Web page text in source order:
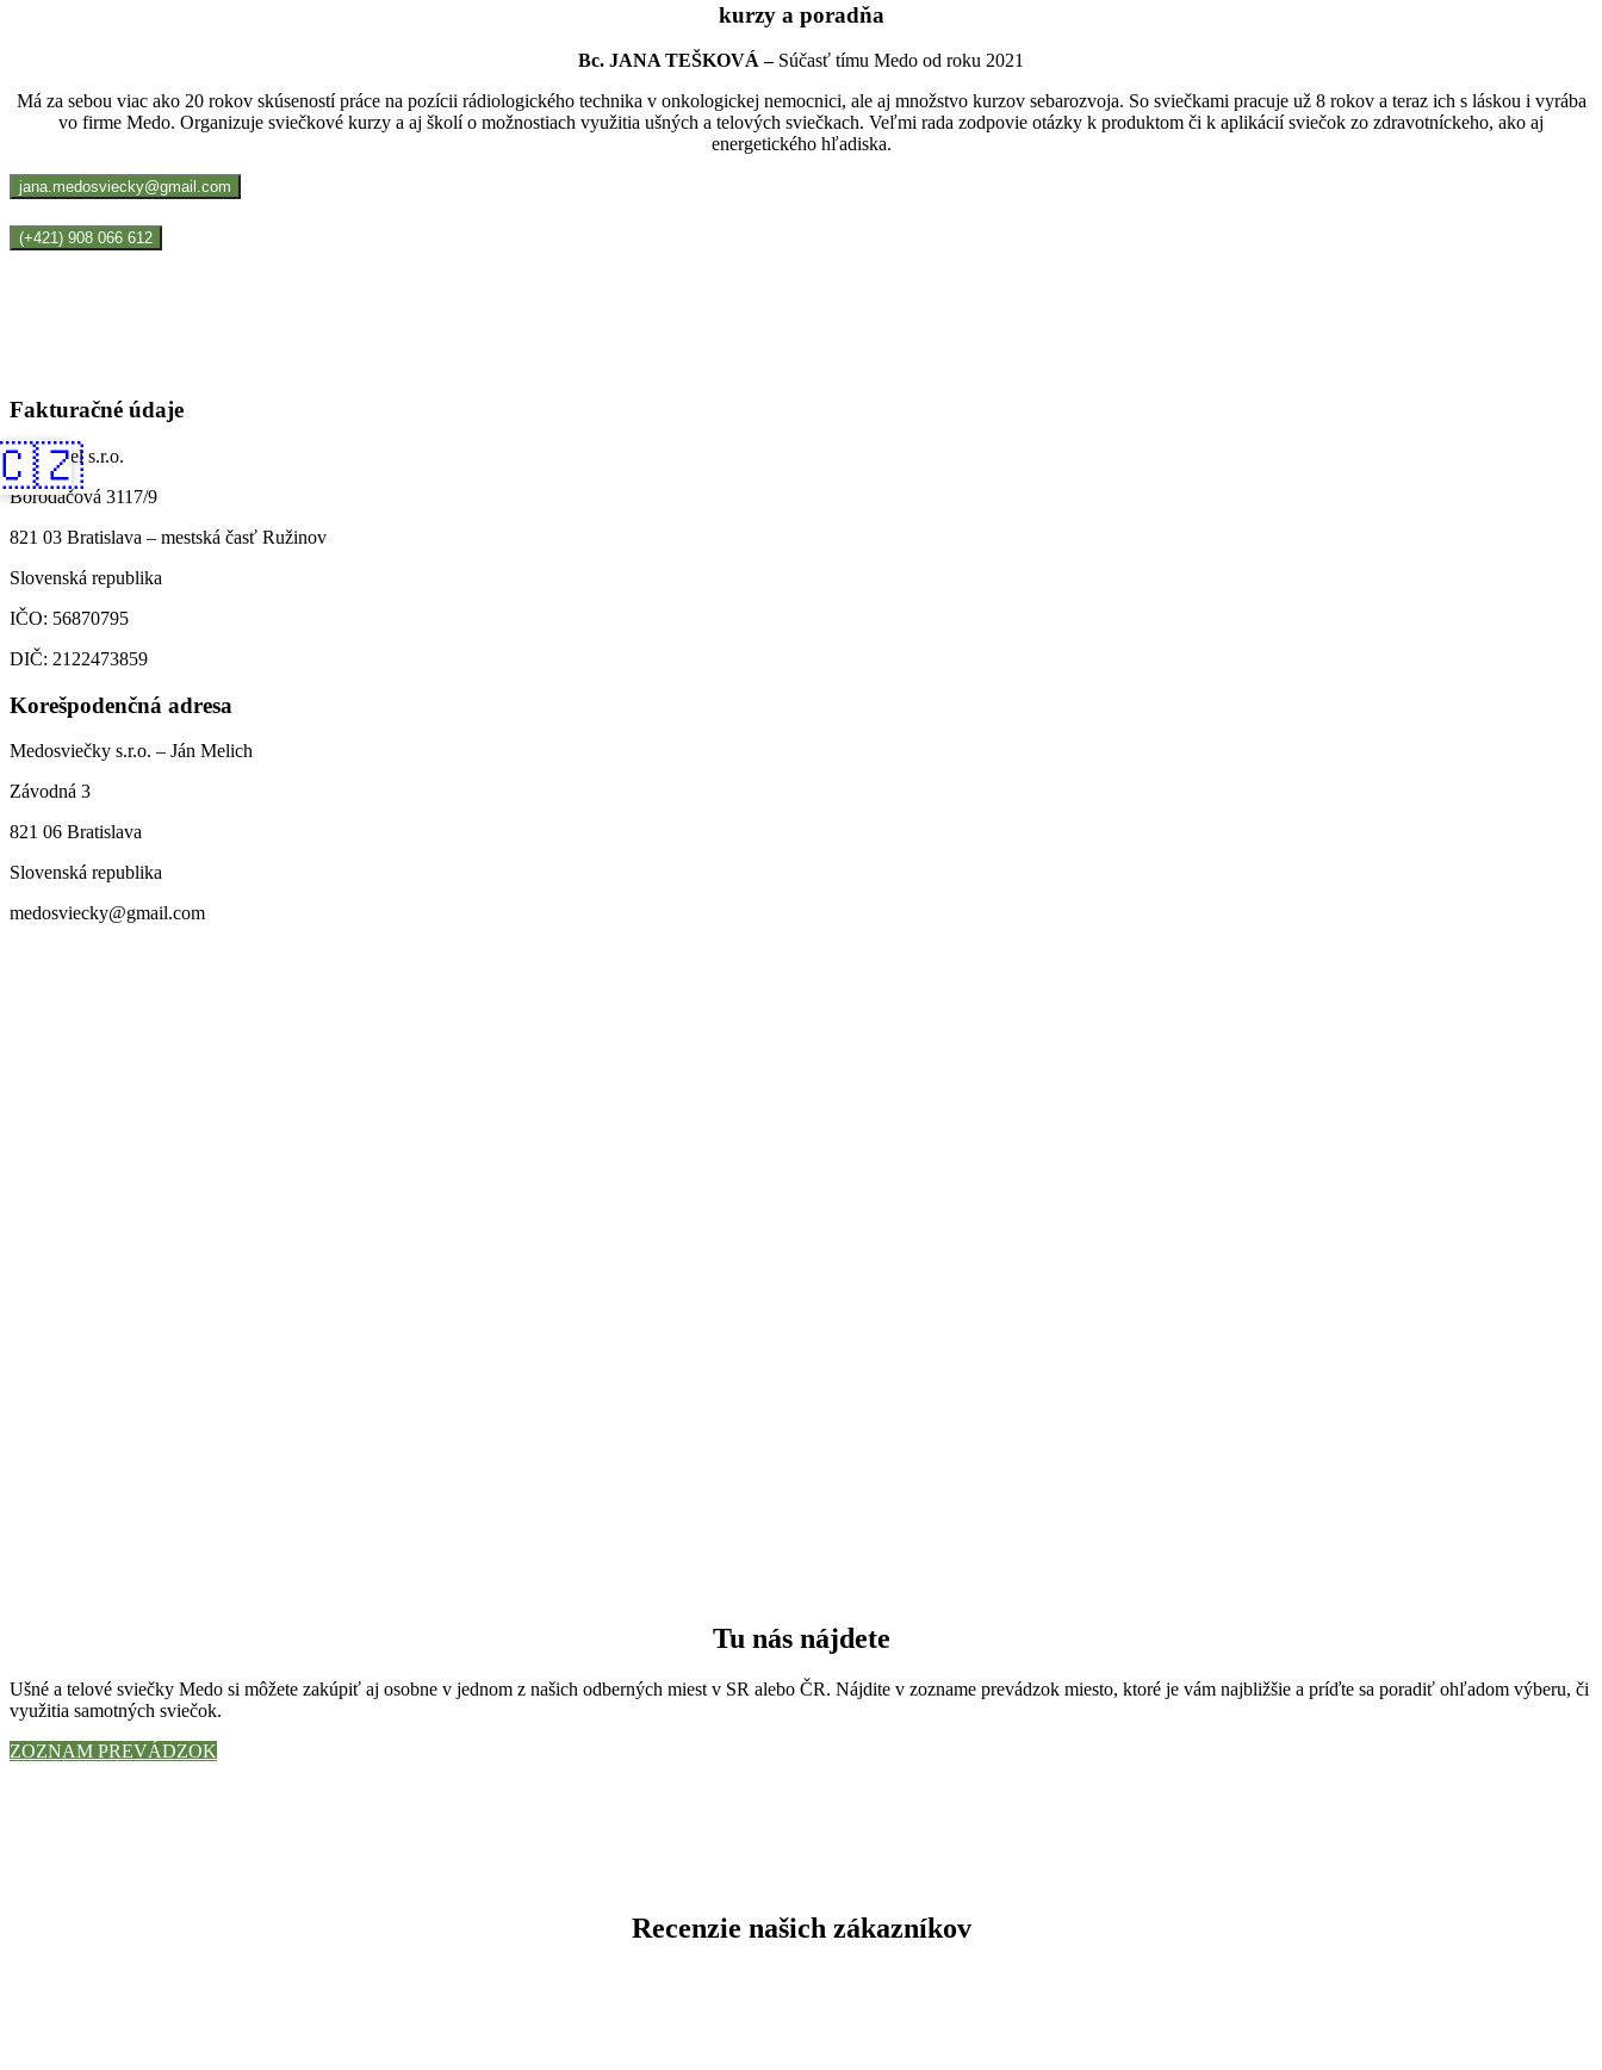
kurzy a poradňa
Bc. JANA TEŠKOVÁ – Súčasť tímu Medo od roku 2021
Má za sebou viac ako 20 rokov skúseností práce na pozícii rádiologického technika v onkologickej nemocnici, ale aj množstvo kurzov sebarozvoja. So sviečkami pracuje už 8 rokov a teraz ich s láskou i vyrába
vo firme Medo. Organizuje sviečkové kurzy a aj školí o možnostiach využitia ušných a telových sviečkach. Veľmi rada zodpovie otázky k produktom či k aplikácií sviečok zo zdravotníckeho, ako aj
energetického hľadiska.
jana.medosviecky@gmail.com
(+421) 908 066 612
Fakturačné údaje
MedoMel s.r.o.
Borodáčová 3117/9
821 03 Bratislava – mestská časť Ružinov
Slovenská republika
IČO: 56870795
DIČ: 2122473859
Korešpodenčná adresa
Medosviečky s.r.o. – Ján Melich
Závodná 3
821 06 Bratislava
Slovenská republika
medosviecky@gmail.com
Tu nás nájdete
Ušné a telové sviečky Medo si môžete zakúpiť aj osobne v jednom z našich odberných miest v SR alebo ČR. Nájdite v zozname prevádzok miesto, ktoré je vám najbližšie a príďte sa poradiť ohľadom výberu, či
využitia samotných sviečok.
ZOZNAM PREVÁDZOK
Recenzie našich zákazníkov